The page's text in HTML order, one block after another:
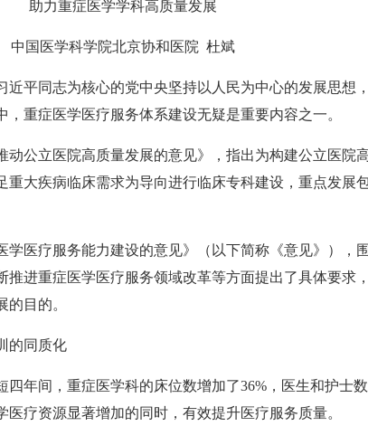
助力重症医学学科高质量发展
中国医学科学院北京协和医院 杜斌
平同志为核心的党中央坚持以人民为中心的发展思想
重症医学医疗服务体系建设无疑是重要内容之一。
动公立医院高质量发展的意见》，指出为构建公立医院
大疾病临床需求为导向进行临床专科建设，重点发展
医疗服务能力建设的意见》（以下简称《意见》），
进重症医学医疗服务领域改革等方面提出了具体要求
目的。
的同质化
年间，重症医学科的床位数增加了36%，医生和护士
疗资源显著增加的同时，有效提升医疗服务质量。